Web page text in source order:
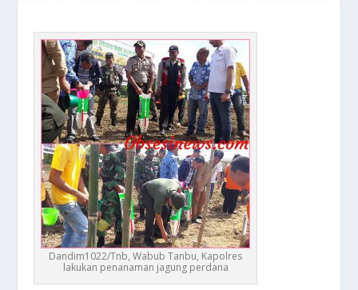
Dandim1022/Tnb, Wabub Tanbu, Kapolres
lakukan penanaman jagung perdana